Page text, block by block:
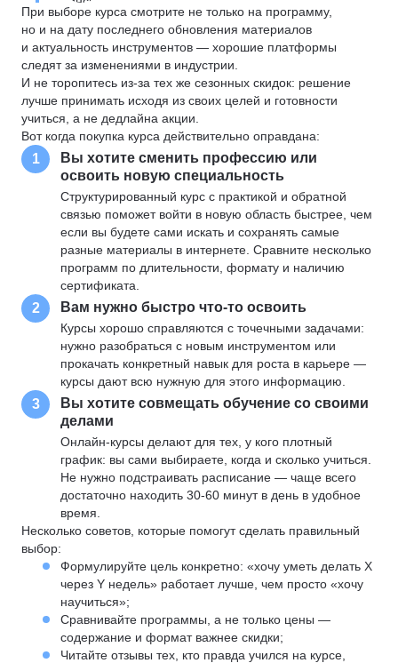
При выборе курса смотрите не только на программу,
но и на дату последнего обновления материалов
и актуальность инструментов — хорошие платформы
следят за изменениями в индустрии.
И не торопитесь из-за тех же сезонных скидок: решение
лучше принимать исходя из своих целей и готовности
учиться, а не дедлайна акции.
Вот когда покупка курса действительно оправдана:
1
Вы хотите сменить профессию или
освоить новую специальность
Структурированный курс с практикой и обратной
связью поможет войти в новую область быстрее, чем
если вы будете сами искать и сохранять самые
разные материалы в интернете. Сравните несколько
программ по длительности, формату и наличию
сертификата.
2 Вам нужно быстро что-то освоить
Курсы хорошо справляются с точечными задачами:
нужно разобраться с новым инструментом или
прокачать конкретный навык для роста в карьере —
курсы дают всю нужную для этого информацию.
3
Вы хотите совмещать обучение со своими
делами
Онлайн-курсы делают для тех, у кого плотный
график: вы сами выбираете, когда и сколько учиться.
Не нужно подстраивать расписание — чаще всего
достаточно находить 30-60 минут в день в удобное
время.
Несколько советов, которые помогут сделать правильный
выбор:
Формулируйте цель конкретно: «хочу уметь делать X
через Y недель» работает лучше, чем просто «хочу
научиться»;
Сравнивайте программы, а не только цены —
содержание и формат важнее скидки;
Читайте отзывы тех, кто правда учился на курсе,